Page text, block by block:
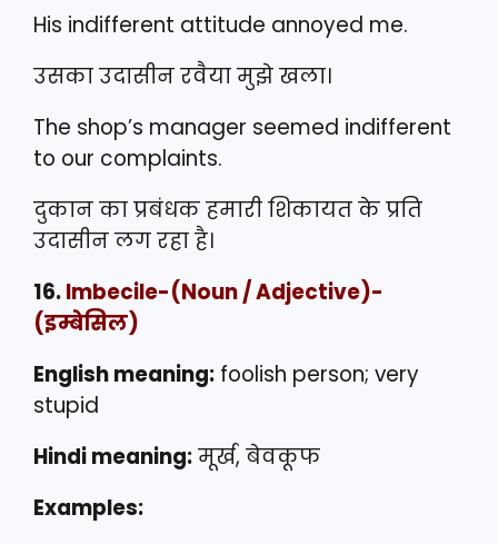
His indifferent attitude annoyed me.
उसका उदासीन रवैया मुझे खला।
The shop’s manager seemed indifferent
to our complaints.
दुकान का प्रबंधक हमारी शिकायत के प्रति
उदासीन लग रहा है।
16.Imbecile-(Noun / Adjective)-
(इम्बेसिल)
English meaning: foolish person; very
stupid
Hindi meaning:मूर्ख, बेवकूफ
Examples: